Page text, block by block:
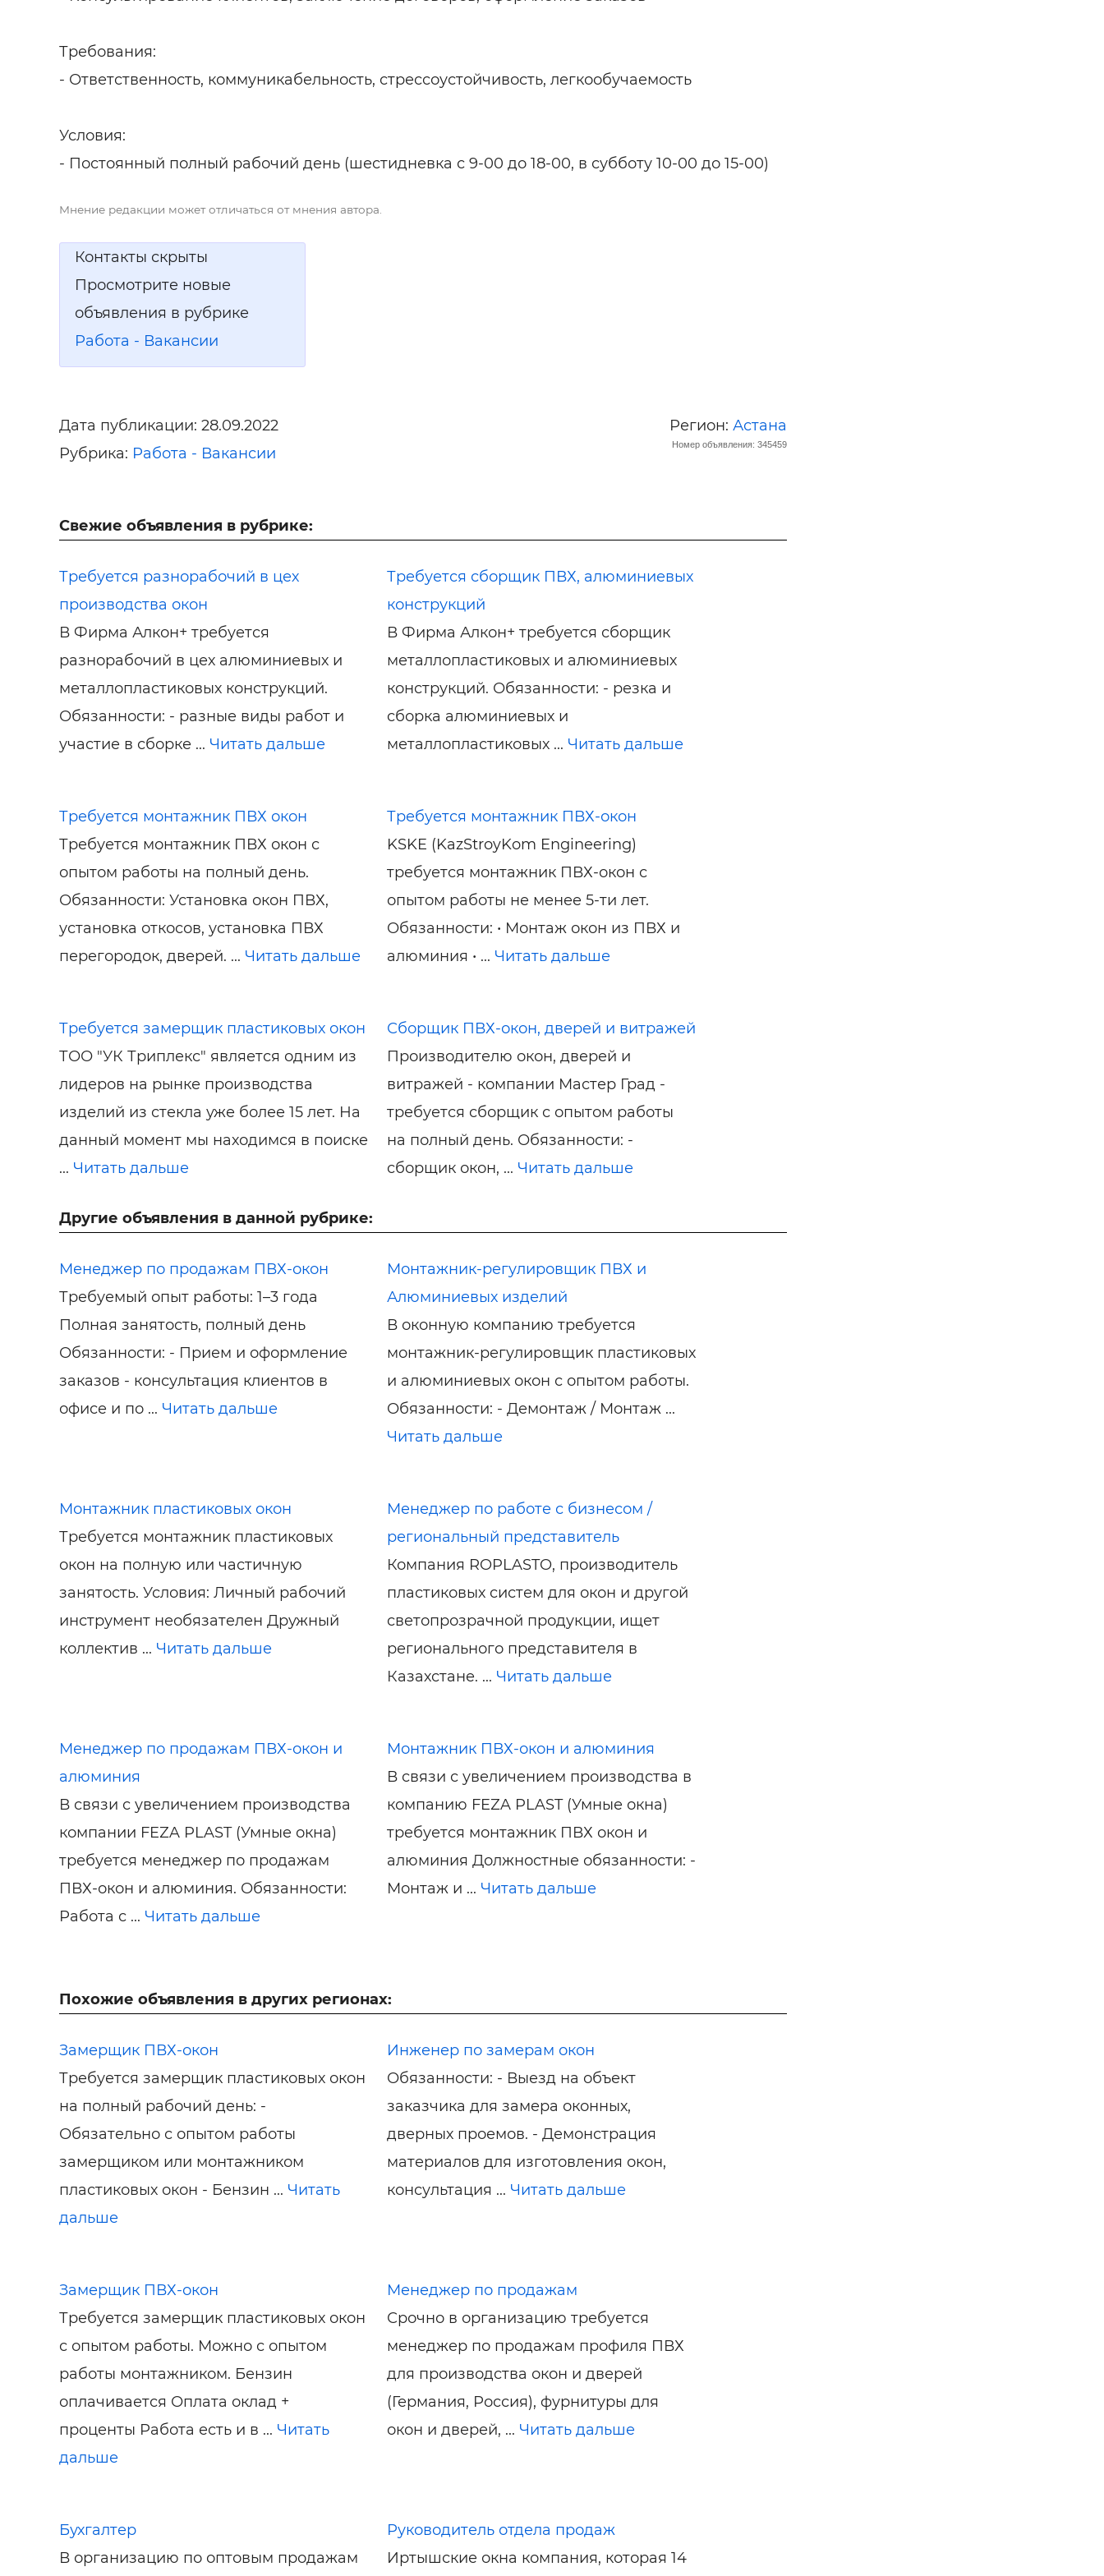
Требования:
- Ответственность, коммуникабельность, стрессоустойчивость, легкообучаемость
Условия:
- Постоянный полный рабочий день (шестидневка с 9-00 до 18-00, в субботу 10-00 до 15-00)
Мнение редакции может отличаться от мнения автора.
Контакты скрыты
Просмотрите новые
объявления в рубрике
Работа - Вакансии
Дата публикации: 28.09.2022
Рубрика: Работа - Вакансии
Регион: Астана
Номер объявления: 345459
Свежие объявления в рубрике:
Требуется разнорабочий в цех
производства окон
В Фирма Алкон+ требуется
разнорабочий в цех алюминиевых и
металлопластиковых конструкций.
Обязанности: - разные виды работ и
участие в сборке ... Читать дальше
Требуется сборщик ПВХ, алюминиевых
конструкций
В Фирма Алкон+ требуется сборщик
металлопластиковых и алюминиевых
конструкций. Обязанности: - резка и
сборка алюминиевых и
металлопластиковых ... Читать дальше
Требуется монтажник ПВХ окон
Требуется монтажник ПВХ окон с
опытом работы на полный день.
Обязанности: Установка окон ПВХ,
установка откосов, установка ПВХ
перегородок, дверей. ... Читать дальше
Требуется монтажник ПВХ-окон
KSKE (KazStroyKom Engineering)
требуется монтажник ПВХ-окон с
опытом работы не менее 5-ти лет.
Обязанности: • Монтаж окон из ПВХ и
алюминия • ... Читать дальше
Требуется замерщик пластиковых окон
ТОО "УК Триплекс" является одним из
лидеров на рынке производства
изделий из стекла уже более 15 лет. На
данный момент мы находимся в поиске
... Читать дальше
Сборщик ПВХ-окон, дверей и витражей
Производителю окон, дверей и
витражей - компании Мастер Град -
требуется сборщик с опытом работы
на полный день. Обязанности: -
сборщик окон, ... Читать дальше
Другие объявления в данной рубрике:
Менеджер по продажам ПВХ-окон
Требуемый опыт работы: 1–3 года
Полная занятость, полный день
Обязанности: - Прием и оформление
заказов - консультация клиентов в
офисе и по ... Читать дальше
Монтажник-регулировщик ПВХ и
Алюминиевых изделий
В оконную компанию требуется
монтажник-регулировщик пластиковых
и алюминиевых окон с опытом работы.
Обязанности: - Демонтаж / Монтаж ...
Читать дальше
Монтажник пластиковых окон
Требуется монтажник пластиковых
окон на полную или частичную
занятость. Условия: Личный рабочий
инструмент необязателен Дружный
коллектив ... Читать дальше
Менеджер по работе с бизнесом /
региональный представитель
Компания ROPLASTO, производитель
пластиковых систем для окон и другой
светопрозрачной продукции, ищет
регионального представителя в
Казахстане. ... Читать дальше
Менеджер по продажам ПВХ-окон и
алюминия
В связи с увеличением производства
компании FEZA PLAST (Умные окна)
требуется менеджер по продажам
ПВХ-окон и алюминия. Обязанности:
Работа с ... Читать дальше
Монтажник ПВХ-окон и алюминия
В связи с увеличением производства в
компанию FEZA PLAST (Умные окна)
требуется монтажник ПВХ окон и
алюминия Должностные обязанности: -
Монтаж и ... Читать дальше
Похожие объявления в других регионах:
Замерщик ПВХ-окон
Требуется замерщик пластиковых окон
на полный рабочий день: -
Обязательно с опытом работы
замерщиком или монтажником
пластиковых окон - Бензин ... Читать
дальше
Инженер по замерам окон
Обязанности: - Выезд на объект
заказчика для замера оконных,
дверных проемов. - Демонстрация
материалов для изготовления окон,
консультация ... Читать дальше
Замерщик ПВХ-окон
Требуется замерщик пластиковых окон
с опытом работы. Можно с опытом
работы монтажником. Бензин
оплачивается Оплата оклад +
проценты Работа есть и в ... Читать
дальше
Менеджер по продажам
Срочно в организацию требуется
менеджер по продажам профиля ПВХ
для производства окон и дверей
(Германия, Россия), фурнитуры для
окон и дверей, ... Читать дальше
Бухгалтер
В организацию по оптовым продажам
Руководитель отдела продаж
Иртышские окна компания, которая 14